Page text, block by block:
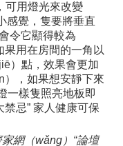
可用燈光來改變
感覺，隻要將垂直
令它顯得較為
果用在房間的一角以
）點，效果會更加
），如果想安靜下來
一樣隻照亮地板即
禁忌” 家人健康可保
網（wǎng）“論壇